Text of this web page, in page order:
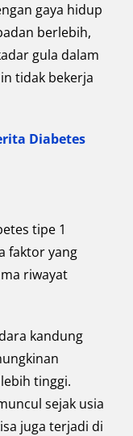
gaya hidup
berlebih,
gula dalam
tidak bekerja
Diabetes
tipe 1
faktor yang
riwayat
kandung
tinggi.
sejak usia
juga terjadi di